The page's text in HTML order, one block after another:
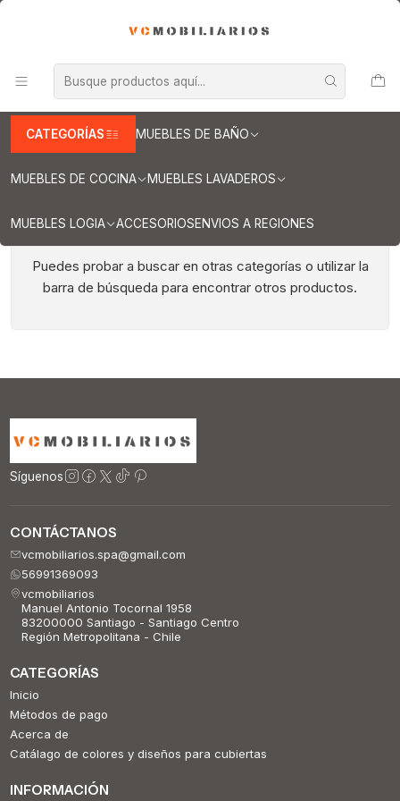
CATEGORÍAS MUEBLES DE BAÑO
MUEBLES DE COCINA MUEBLES LAVADEROS
MUEBLES LOGIA ACCESORIOSENVIOS A REGIONES
Muebles vanitorios al piso de 70 cm
Muebles vanitorios al piso de 70 cm
Puedes probar a buscar en otras categorías o utilizar la
barra de búsqueda para encontrar otros productos.
Síguenos
CONTÁCTANOS
vcmobiliarios.spa@gmail.com
56991369093
vcmobiliarios
Manuel Antonio Tocornal 1958
83200000 Santiago - Santiago Centro
Región Metropolitana - Chile
CATEGORÍAS
Inicio
Métodos de pago
Acerca de
Catálago de colores y diseños para cubiertas
INFORMACIÓN